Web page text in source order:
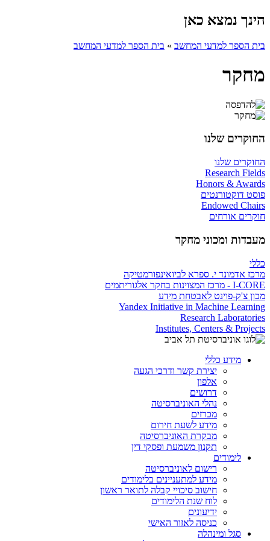
הינך נמצא כאן
בית הספר למדעי המחשב » בית הספר למדעי המחשב
מחקר
החוקרים שלנו
החוקרים שלנו
Research Fields
Honors & Awards
פוסט דוקטורנטים
Endowed Chairs
חוקרים אורחים
מעבדות ומכוני מחקר
כללי
מרכז אדמונד י. ספרא לביואינפורמטיקה
I-CORE - מרכז המצוינות בחקר אלגוריתמים
מכון צ'ק-פוינט לאבטחת מידע
Yandex Initiative in Machine Learning
Research Laboratories
Institutes, Centers & Projects
מידע כללי
יצירת קשר ודרכי הגעה
אלפון
דרושים
נהלי האוניברסיטה
מכרזים
מידע לשעת חירום
מבקרת האוניברסיטה
תקנון משמעת ופסקי דין
לימודים
רישום לאוניברסיטה
מידע למתעניינים בלימודים
חישוב סיכויי קבלה לתואר ראשון
לוח שנת הלימודים
ידיעונים
כניסה לאזור האישי
סגל ומינהלה